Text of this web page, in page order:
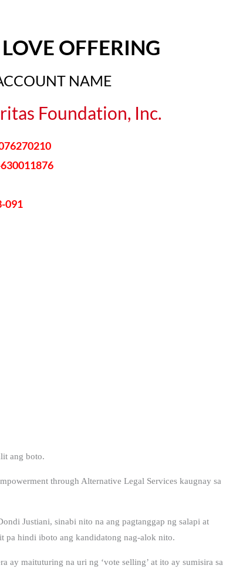
OFFERING
NAME
Foundation, Inc.
091
ang boto.
through Alternative Legal Services kaugnay sa
Justiani, sinabi nito na ang pagtanggap ng salapi at
pa hindi iboto ang kandidatong nag-alok nito.
ay maituturing na uri ng ‘vote selling’ at ito ay sumisira sa